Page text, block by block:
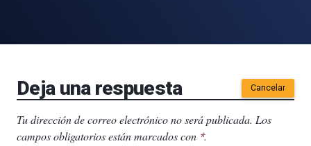
Deja una respuesta Cancelar
Tu dirección de correo electrónico no será publicada. Los
campos obligatorios están marcados con *.